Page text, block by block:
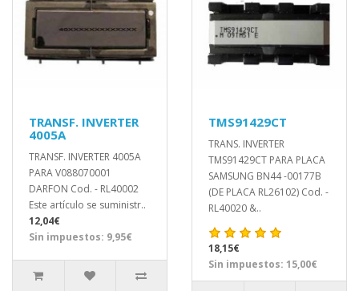
TRANSF. INVERTER
4005A
TRANSF. INVERTER 4005A
PARA V088070001
DARFON Cod. - RL40002
Este artículo se suministr..
12,04€
Sin impuestos: 9,95€
TMS91429CT
TRANS. INVERTER
TMS91429CT PARA PLACA
SAMSUNG BN44 -00177B
(DE PLACA RL26102) Cod. -
RL40020 &..
18,15€
Sin impuestos: 15,00€